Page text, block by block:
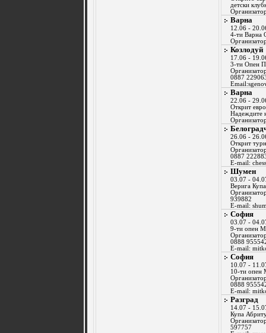
детски
Варна
12.06 -
4-ти Варна
Козлодуй
17.06 -
3-ти Опен
0887
Варна
22.06 -
Открит
Надеждите
26.06 -
Открит
0887
E-mail:
Шумен
03.07 -
Верига
939882
E-mail:
София
03.07 -
9-ти опен
0888
E-mail:
София
10.07 -
10-ти опен
0888
E-mail:
Разград
14.07 -
Купа
597757